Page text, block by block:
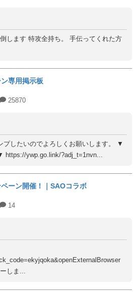
します 特攻全持ち。 手伝ってくれた方
専用掲示板
25870
プしたいのでよろしくお願いします。 ▼
https://ywp.go.link/?adj_t=1nvn...
ーン開催！｜SAOコラボ
14
しま...